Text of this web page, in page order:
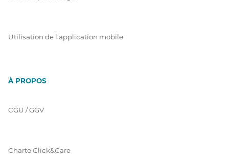
Utilisation de l'application mobile
À PROPOS
CGU / GGV
Charte Click&Care